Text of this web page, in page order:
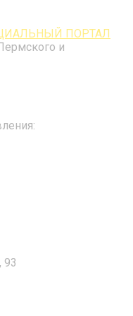
ПОРТАЛ
и
93